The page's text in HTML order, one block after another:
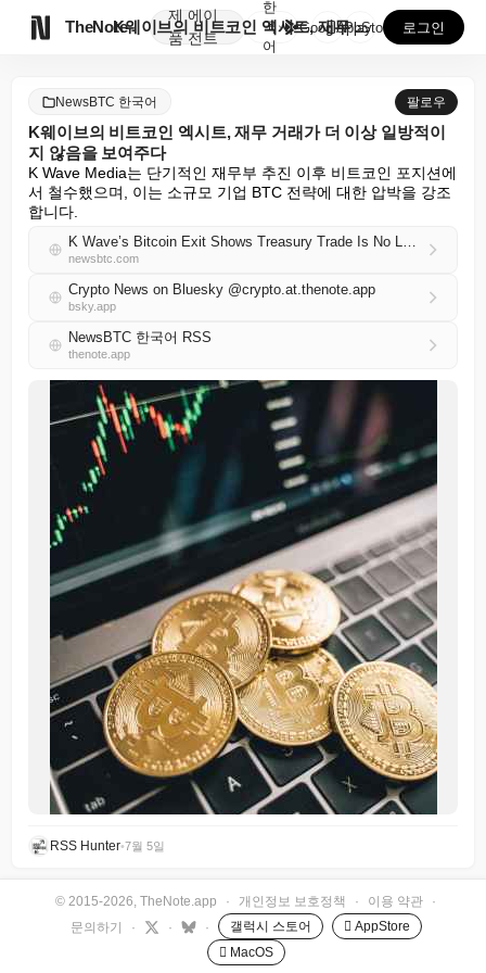
TheNote
제
품
에이
전트
K웨이브의 비트코인 엑시트, 재무 거래가 더 이상 일방...
한
국
어
GooglePlay
AppStore 로그인
NewsBTC 한국어 팔로우
K웨이브의 비트코인 엑시트, 재무 거래가 더 이상 일방적이
지 않음을 보여주다
K Wave Media는 단기적인 재무부 추진 이후 비트코인 포지션에
서 철수했으며, 이는 소규모 기업 BTC 전략에 대한 압박을 강조
합니다.
K Wave’s Bitcoin Exit Shows Treasury Trade Is No Longer One-Way
newsbtc.com
Crypto News on Bluesky @crypto.at.thenote.app
bsky.app
NewsBTC 한국어 RSS
thenote.app
RSS Hunter•7월 5일
© 2015-2026, TheNote.app · 개인정보 보호정책 · 이용 약관
·
문의하기
· · · 갤럭시 스토어
 AppStore
 MacOS